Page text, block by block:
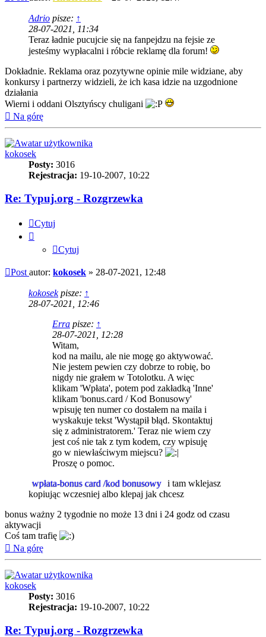
Adrio pisze: ↑
28-07-2021, 11:34
Teraz ładnie pucujcie się na fanpejdzu na fejsie ze
jesteśmy wypłacalni i róbcie reklamę dla forum!
Dokładnie. Reklama oraz pozytywne opinie mile widziane, aby
konkursy i partnerzy widzieli, że ich kasa idzie na uzgodnione
działania
Wierni i oddani Olsztyńscy chuligani
Na górę
kokosek
Posty: 3016
Rejestracja: 19-10-2007, 10:22
Re: Typuj.org - Rozgrzewka
Cytuj
Cytuj
Post autor: kokosek » 28-07-2021, 12:48
kokosekpisze: ↑
28-07-2021, 12:46
Erra pisze: ↑
28-07-2021, 12:28
Witam,
kod na mailu, ale nie mogę go aktywować.
Nie jestem pewien czy dobrze to robię, bo
nigdy nie grałem w Totolotku. A więc
klikam 'Wpłata', potem pod zakładką 'Inne'
klikam 'bonus.card / Kod Bonusowy'
wpisuję ten numer co dostałem na maila i
wyskakuje tekst 'Wystąpił błąd. Skontaktuj
się z administratorem.' Teraz nie wiem czy
jest coś nie tak z tym kodem, czy wpisuję
go w niewłaściwym miejscu?
Proszę o pomoc.
wpłata-bonus card /kod bonusowy i tam wklejasz
kopiując wczesniej albo klepaj jak chcesz
bonus ważny 2 tygodnie no może 13 dni i 24 godz od czasu
aktywacji
Coś tam trafię
Na górę
kokosek
Posty: 3016
Rejestracja: 19-10-2007, 10:22
Re: Typuj.org - Rozgrzewka